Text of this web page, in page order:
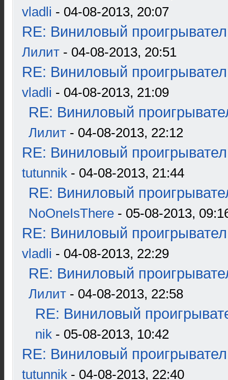
vladli - 04-08-2013, 20:07
RE: Виниловый
Лилит - 04-08-2013, 20:51
RE: Виниловый
vladli - 04-08-2013, 21:09
RE: Виниловый
Лилит - 04-08-2013, 22:12
RE: Виниловый
tutunnik - 04-08-2013, 21:44
RE: Виниловый
NoOneIsThere - 05-08-2013,
RE: Виниловый
vladli - 04-08-2013, 22:29
RE: Виниловый
Лилит - 04-08-2013, 22:58
RE: Виниловый
nik - 05-08-2013, 10:42
RE: Виниловый
tutunnik - 04-08-2013, 22:40